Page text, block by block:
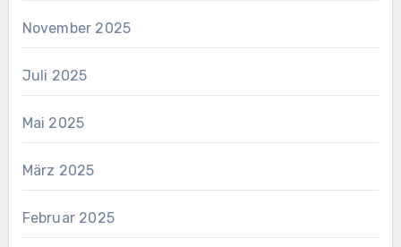
November 2025
Juli 2025
Mai 2025
März 2025
Februar 2025